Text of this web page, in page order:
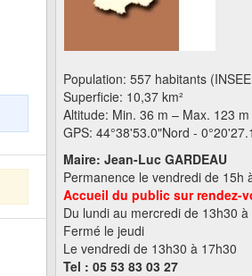
Population: 557 habitants
Superficie: 10,37 km²
Altitude: Min. 36 m – Max. 123 m
GPS: 44°38'53.0"Nord -
Maire: Jean-Luc GARDEAU
Permanence le vendredi de 15h
Accueil du public sur rendez-
Du lundi au mercredi de 13h30 à
Fermé le jeudi
Le vendredi de 13h30 à 17h30
Tel : 05 53 83 03 27